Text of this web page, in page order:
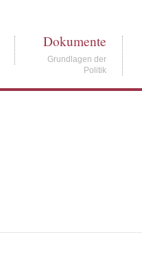
Dokumente
Grundlagen der
Politik